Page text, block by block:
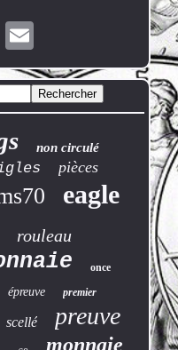
non circulé
pièces
eagle
rouleau
once
épreuve premier
scellé preuve
monnaie